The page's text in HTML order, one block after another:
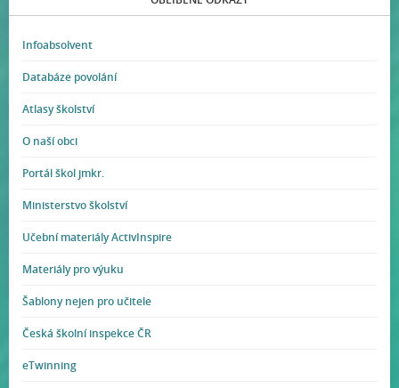
Infoabsolvent
Databáze povolání
Atlasy školství
O naší obci
Portál škol jmkr.
Ministerstvo školství
Učební materiály ActivInspire
Materiály pro výuku
Šablony nejen pro učitele
Česká školní inspekce ČR
eTwinning